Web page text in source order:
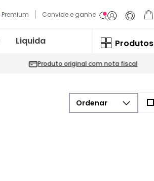
Premium Convide e ganhe
Liquida Produtos
Produto original com nota fiscal